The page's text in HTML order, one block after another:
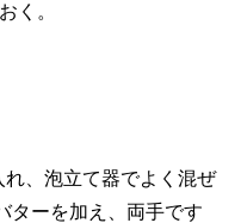
く。
、泡立て器でよく混ぜ
ターを加え、両手です